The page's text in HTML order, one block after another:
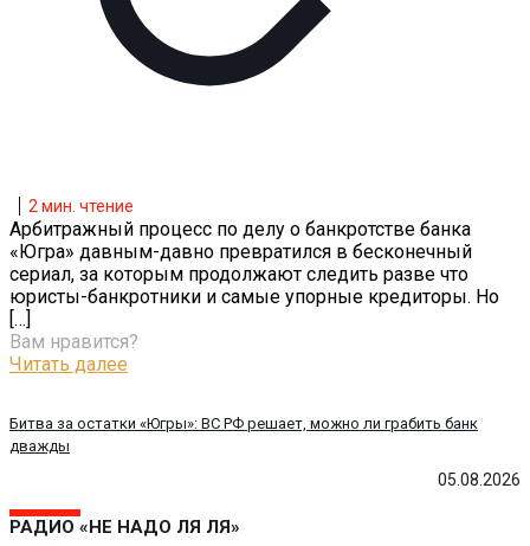
05.08.2026
Битва за остатки «Югры»: ВС РФ решает, можно ли грабить банк
дважды
2мин. чтение
Арбитражный процесс по делу о банкротстве банка
«Югра» давным-давно превратился в бесконечный
сериал, за которым продолжают следить разве что
юристы-банкротники и самые упорные кредиторы. Но
[…]
Вам нравится?
Читать далее
РАДИО «НЕ НАДО ЛЯ ЛЯ»